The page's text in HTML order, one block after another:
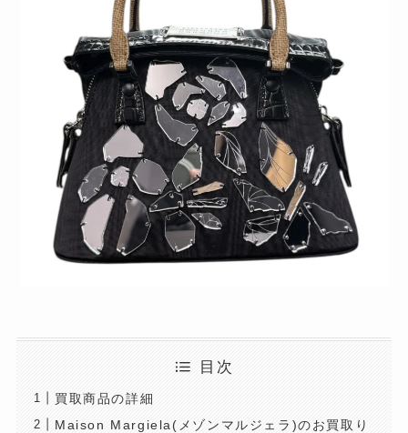
目次
買取商品の詳細
Maison Margiela(メゾンマルジェラ)のお買取り